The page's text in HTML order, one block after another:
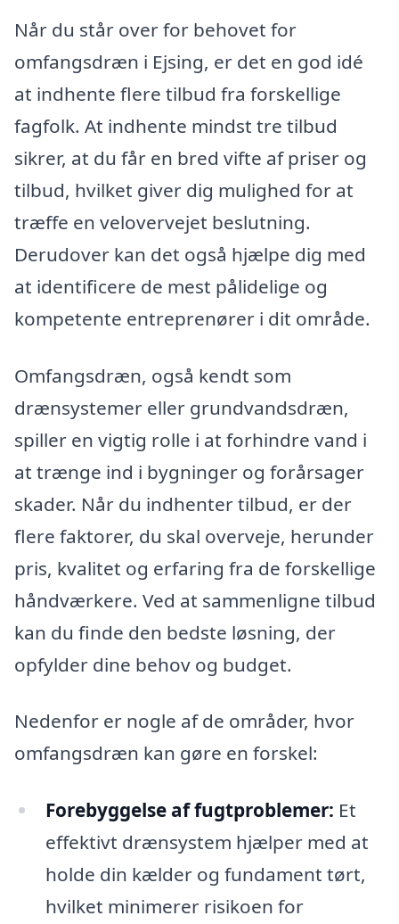
Når du står over for behovet for
omfangsdræn i Ejsing, er det en god idé
at indhente flere tilbud fra forskellige
fagfolk. At indhente mindst tre tilbud
sikrer, at du får en bred vifte af priser og
tilbud, hvilket giver dig mulighed for at
træffe en velovervejet beslutning.
Derudover kan det også hjælpe dig med
at identificere de mest pålidelige og
kompetente entreprenører i dit område.
Omfangsdræn, også kendt som
drænsystemer eller grundvandsdræn,
spiller en vigtig rolle i at forhindre vand i
at trænge ind i bygninger og forårsager
skader. Når du indhenter tilbud, er der
flere faktorer, du skal overveje, herunder
pris, kvalitet og erfaring fra de forskellige
håndværkere. Ved at sammenligne tilbud
kan du finde den bedste løsning, der
opfylder dine behov og budget.
Nedenfor er nogle af de områder, hvor
omfangsdræn kan gøre en forskel:
Forebyggelse af fugtproblemer: Et
effektivt drænsystem hjælper med at
holde din kælder og fundament tørt,
hvilket minimerer risikoen for